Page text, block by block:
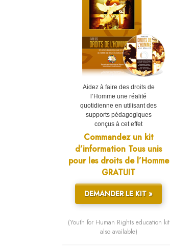
Aidez à faire des droits de
l’Homme une réalité
quotidienne en utilisant des
supports pédagogiques
conçus à cet effet
Commandez un kit
d’information Tous unis
pour les droits de l’Homme
GRATUIT
DEMANDER LE KIT »
(Youth for Human Rights education kit
also available)